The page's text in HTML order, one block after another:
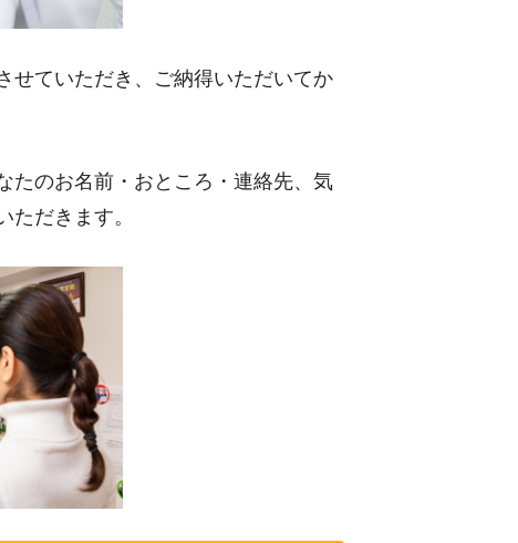
せていただき、ご納得いただいてか
たのお名前・おところ・連絡先、気
だきます。